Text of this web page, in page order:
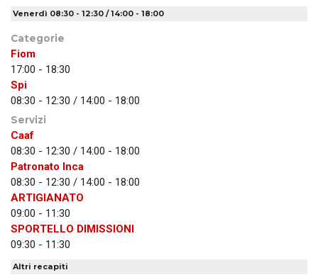
Venerdì 08:30 - 12:30 / 14:00 - 18:00
Categorie
Fiom
17:00 - 18:30
Spi
08:30 - 12:30 / 14:00 - 18:00
Servizi
Caaf
08:30 - 12:30 / 14:00 - 18:00
Patronato Inca
08:30 - 12:30 / 14:00 - 18:00
ARTIGIANATO
09:00 - 11:30
SPORTELLO DIMISSIONI
09:30 - 11:30
Altri recapiti